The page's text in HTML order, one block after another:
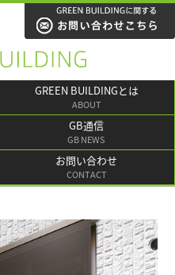
GREEN BUILDINGとは
ABOUT
GB通信
GB NEWS
お問い合わせ
CONTACT